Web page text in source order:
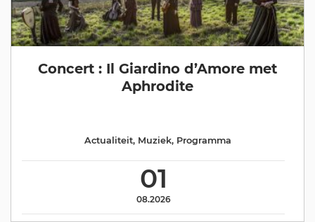
Concert : Il Giardino d’Amore met
Aphrodite
01
08.2026
Actualiteit, Muziek, Programma